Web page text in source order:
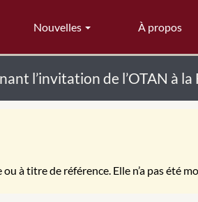
Nouvelles À propos
l’invitation de l’OTAN à la
à titre de référence. Elle n’a pas été